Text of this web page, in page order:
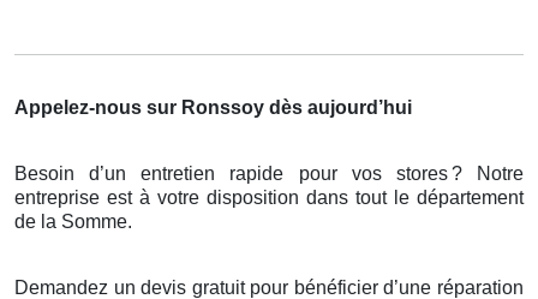
Appelez-nous sur Ronssoy dès aujourd’hui
Besoin d’un entretien rapide pour vos stores? Notre
entreprise est à votre disposition dans tout le département
de la Somme.
Demandez un devis gratuit pour bénéficier d’une réparation